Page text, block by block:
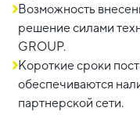
Возможность
решение силами
GROUP.
Короткие сроки
обеспечиваются
партнерской сети.